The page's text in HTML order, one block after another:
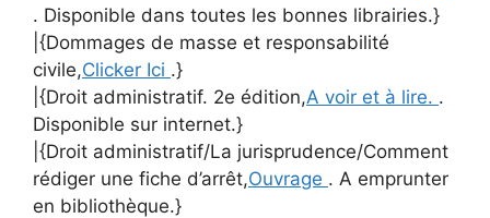
. Disponible dans toutes les bonnes librairies.}
|{Dommages de masse et responsabilité
civile,Clicker Ici .}
|{Droit administratif. 2e édition,A voir et à lire. .
Disponible sur internet.}
|{Droit administratif/La jurisprudence/Comment
rédiger une fiche d’arrêt,Ouvrage . A emprunter
en bibliothèque.}